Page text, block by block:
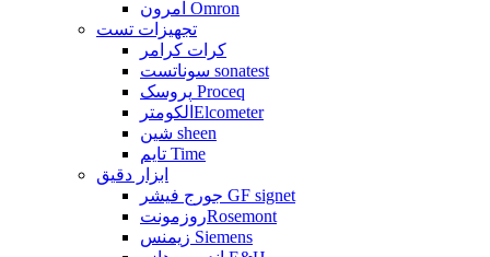
امرون Omron
تجهیزات تست
کرات کرامر
سوناتست sonatest
پروسک Proceq
الکومترElcometer
شین sheen
تایم Time
ابزار دقیق
جورج فیشر GF signet
روزمونتRosemont
زیمنس Siemens